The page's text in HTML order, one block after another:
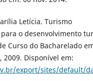
Letícia. Turismo
o desenvolvimento
Curso do Bacharelado
2009. Disponível em:
export/sites/default/